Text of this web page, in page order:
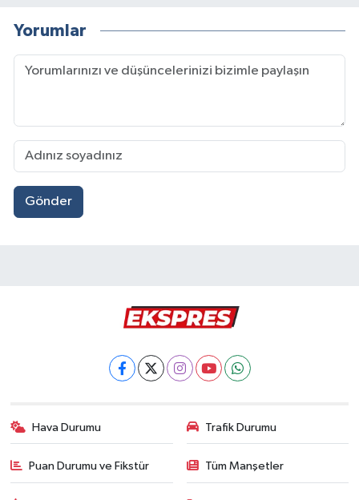
Yorumlar
Gönder
Hava Durumu Trafik Durumu
Puan Durumu ve Fikstür Tüm Manşetler